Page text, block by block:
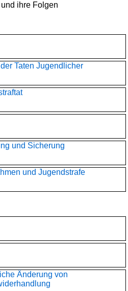
ihre Folgen
Taten Jugendlicher
und Sicherung
und Jugendstrafe
Änderung von